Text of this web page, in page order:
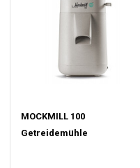
MOCKMILL 100
Getreidemühle